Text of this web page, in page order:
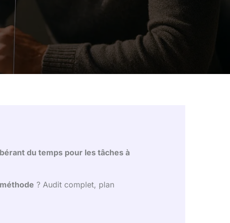
du temps pour les tâches à
? Audit complet, plan